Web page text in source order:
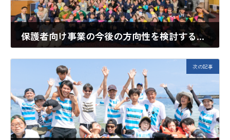
保護者向け事業の今後の方向性を検討する、伴走役をお願いしたい！​
次の記事